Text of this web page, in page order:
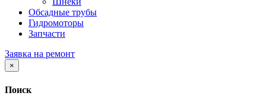
Обсадные трубы
Гидромоторы
Запчасти
Заявка на ремонт
×
Поиск